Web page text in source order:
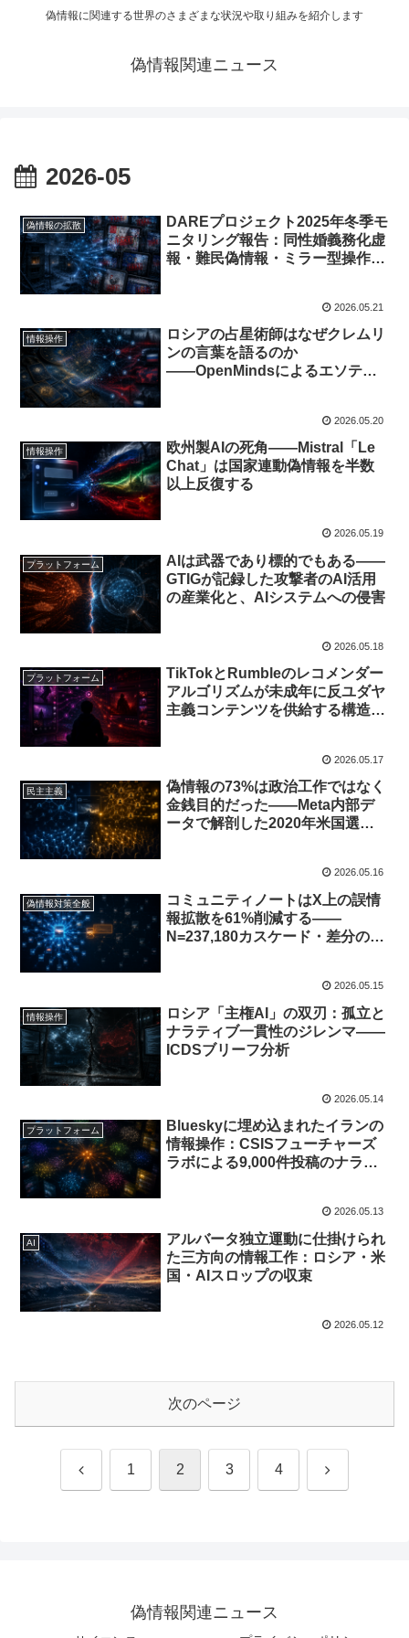
偽情報に関連する世界のさまざまな状況や取り組みを紹介します
偽情報関連ニュース
2026-05
偽情報の拡散
DAREプロジェクト2025年冬季モ
ニタリング報告：同性婚義務化虚
報・難民偽情報・ミラー型操作の
2026.05.21
情報操作
ロシアの占星術師はなぜクレムリ
ンの言葉を語るのか
――OpenMindsによるエソテリ
2026.05.20
情報操作
欧州製AIの死角——Mistral「Le
Chat」は国家連動偽情報を半数
以上反復する
2026.05.19
プラットフォーム
AIは武器であり標的でもある——
GTIGが記録した攻撃者のAI活用
の産業化と、AIシステムへの侵害
2026.05.18
プラットフォーム
TikTokとRumbleのレコメンダー
アルゴリズムが未成年に反ユダヤ
主義コンテンツを供給する構造
2026.05.17
民主主義
偽情報の73%は政治工作ではなく
金銭目的だった——Meta内部デ
ータで解剖した2020年米国選挙
2026.05.16
偽情報対策全般
コミュニティノートはX上の誤情
報拡散を61%削減する——
N=237,180カスケード・差分の差
2026.05.15
情報操作
ロシア「主権AI」の双刃：孤立と
ナラティブ一貫性のジレンマ——
ICDSブリーフ分析
2026.05.14
プラットフォーム
Blueskyに埋め込まれたイランの
情報操作：CSISフューチャーズ
ラボによる9,000件投稿のナラテ
2026.05.13
AI
アルバータ独立運動に仕掛けられ
た三方向の情報工作：ロシア・米
国・AIスロップの収束
2026.05.12
次のページ
前 1 2 3 4 次
偽情報関連ニュース